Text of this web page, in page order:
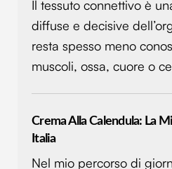
Il tessuto connettivo è
diffuse e decisive
resta spesso meno
muscoli, ossa, cuore o
Crema Alla Calendula: La
Italia
Nel mio percorso di